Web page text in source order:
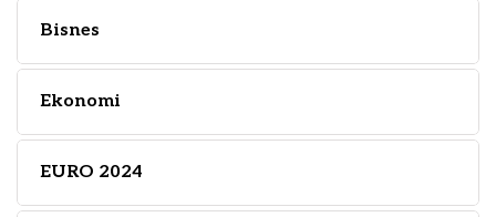
Bisnes
Ekonomi
EURO 2024